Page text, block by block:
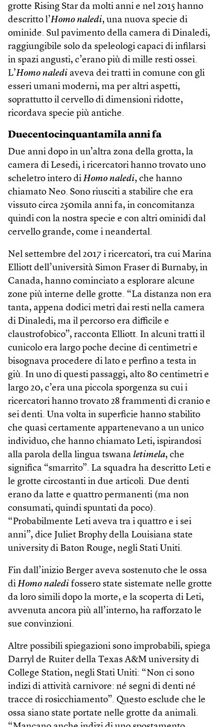
grotte Rising Star da molti anni e nel 2015 hanno
descritto l’Homo naledi, una nuova specie di
ominide. Sul pavimento della camera di Dinaledi,
raggiungibile solo da speleologi capaci di infilarsi
in spazi angusti, c’erano più di mille resti ossei.
L’Homo naledi aveva dei tratti in comune con gli
esseri umani moderni, ma per altri aspetti,
soprattutto il cervello di dimensioni ridotte,
ricordava specie più antiche.
Duecentocinquantamila anni fa
Due anni dopo in un’altra zona della grotta, la
camera di Lesedi, i ricercatori hanno trovato uno
scheletro intero di Homo naledi, che hanno
chiamato Neo. Sono riusciti a stabilire che era
vissuto circa 250mila anni fa, in concomitanza
quindi con la nostra specie e con altri ominidi dal
cervello grande, come i neandertal.
Nel settembre del 2017 i ricercatori, tra cui Marina
Elliott dell’università Simon Fraser di Burnaby, in
Canada, hanno cominciato a esplorare alcune
zone più interne delle grotte. “La distanza non era
tanta, appena dodici metri dai resti nella camera
di Dinaledi, ma il percorso era difficile e
claustrofobico”, racconta Elliott. In alcuni tratti il
cunicolo era largo poche decine di centimetri e
bisognava procedere di lato e perfino a testa in
giù. In uno di questi passaggi, alto 80 centimetri e
largo 20, c’era una piccola sporgenza su cui i
ricercatori hanno trovato 28 frammenti di cranio e
sei denti. Una volta in superficie hanno stabilito
che quasi certamente appartenevano a un unico
individuo, che hanno chiamato Leti, ispirandosi
alla parola della lingua tswana letimela, che
significa “smarrito”. La squadra ha descritto Leti e
le grotte circostanti in due articoli. Due denti
erano da latte e quattro permanenti (ma non
consumati, quindi spuntati da poco).
“Probabilmente Leti aveva tra i quattro e i sei
anni”, dice Juliet Brophy della Louisiana state
university di Baton Rouge, negli Stati Uniti.
Fin dall’inizio Berger aveva sostenuto che le ossa
di Homo naledi fossero state sistemate nelle grotte
da loro simili dopo la morte, e la scoperta di Leti,
avvenuta ancora più all’interno, ha rafforzato le
sue convinzioni.
Altre possibili spiegazioni sono improbabili, spiega
Darryl de Ruiter della Texas A&M university di
College Station, negli Stati Uniti: “Non ci sono
indizi di attività carnivore: né segni di denti né
tracce di rosicchiamento”. Questo esclude che le
ossa siano state portate nelle grotte da animali.